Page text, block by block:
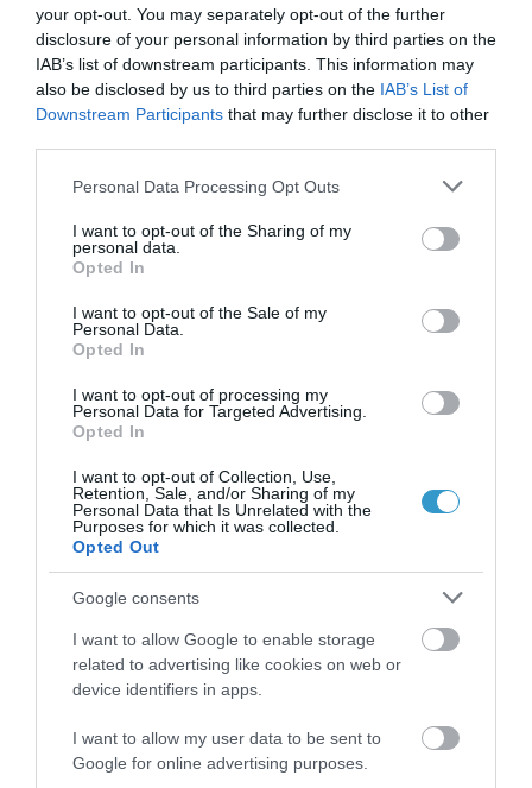
your opt-out. You may separately opt-out of the further
disclosure of your personal information by third parties on the
IAB’s list of downstream participants. This information may
also be disclosed by us to third parties on the IAB’s List of
Downstream Participants that may further disclose it to other
Please note that this website/app uses one or more Google
not limited to your visit or usage behaviour. You may click to
grant or deny consent to Google and its third-party tags to
use your data for below specified purposes in below Google
consent section.
Personal Data Processing Opt Outs
I want to opt-out of the Sharing of my
personal data.
Opted In
I want to opt-out of the Sale of my
Personal Data.
Opted In
I want to opt-out of processing my
Personal Data for Targeted Advertising.
Opted In
I want to opt-out of Collection, Use,
Retention, Sale, and/or Sharing of my
Personal Data that Is Unrelated with the
Purposes for which it was collected.
Opted Out
Google consents
I want to allow Google to enable storage
related to advertising like cookies on web or
device identifiers in apps.
I want to allow my user data to be sent to
Google for online advertising purposes.
–Tο Πρωτόκολλο της Αθήνας-η
εμπεριστατωμένη εξέλιξη της
τεχνικής διασύνδεσης κολλαγόνου,
με τοπογραφικά κατευθυνόμενη
αποτελεί συνδυασμό εξομάλυνσης
της ανωμαλίας τουκερατόκωνου
laser και υψηλής ισχύος διασύνδεση
κολλαγόνου – η μεγαλύτερης ισχύος
χρήση φωτός, – διασύνδεση με
ενδοκερατοειδική έγχυση
προφύλαξη σε επεμβάσεις LASIK για
υπερμετρωπία ή/και μυωπία. Οι
τεχνικές αυτές “γεννήθηκαν” στην
Αθήνα και μετά από πολυετής
παρουσιάσεις και δημοσιεύσεις,
έχουν βρει παγκόσμια εφαρμογή από
ανάλογα κλινικά κέντρα και στις
πέντε ηπείρους» καταλήγει ο
καθηγητής.